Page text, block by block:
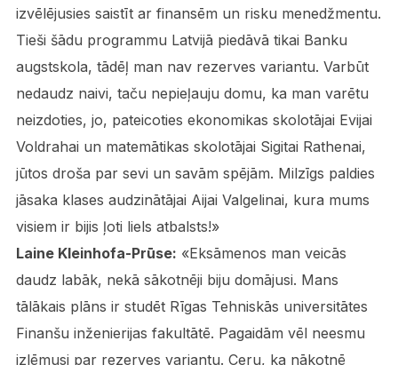
izvēlējusies saistīt ar finansēm un risku menedžmentu.
Tieši šādu programmu Latvijā piedāvā tikai Banku
augstskola, tādēļ man nav rezerves variantu. Varbūt
nedaudz naivi, taču nepieļauju domu, ka man varētu
neizdoties, jo, pateicoties ekonomikas skolotājai Evijai
Voldrahai un matemātikas skolotājai Sigitai Rathenai,
jūtos droša par sevi un savām spējām. Milzīgs paldies
jāsaka klases audzinātājai Aijai Valgelinai, kura mums
visiem ir bijis ļoti liels atbalsts!»
Laine Kleinhofa-Prūse: «Eksāmenos man veicās
daudz labāk, nekā sākotnēji biju domājusi. Mans
tālākais plāns ir studēt Rīgas Tehniskās universitātes
Finanšu inženierijas fakultātē. Pagaidām vēl neesmu
izlēmusi par rezerves variantu. Ceru, ka nākotnē